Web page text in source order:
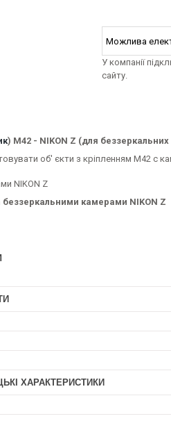
У компанії
сайту.
) M42 - NIKON Z (для
об' єкти з кріпленням M42 c
NIKON Z
беззеркальними камерами NIKON Z
ХАРАКТЕРИСТИКИ